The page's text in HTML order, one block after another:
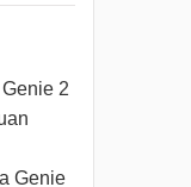
2
Genie